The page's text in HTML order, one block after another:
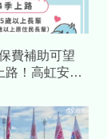
費補助可望
路！高虹安：